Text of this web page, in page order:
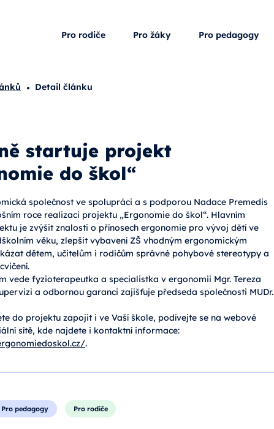
Pro rodiče Pro žáky Pro pedagogy
Detail článku
startuje projekt
do škol“
společnost ve spolupráci a s podporou Nadace Premedis
roce realizaci projektu „Ergonomie do škol“. Hlavním
je zvýšit znalosti o přínosech ergonomie pro vývoj dětí ve
věku, zlepšit vybavení ZŠ vhodným ergonomickým
dětem, učitelům i rodičům správné pohybové stereotypy a
vede fyzioterapeutka a specialistka v ergonomii Mgr. Tereza
a odbornou garanci zajišťuje předseda společnosti MUDr.
do projektu zapojit i ve Vaší škole, podívejte se na webové
sítě, kde najdete i kontaktní informace:
cz/.
Pro pedagogy Pro rodiče